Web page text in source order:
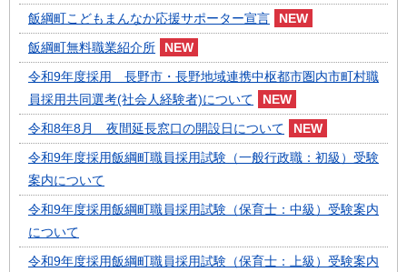
飯綱町こどもまんなか応援サポーター宣言
飯綱町無料職業紹介所
令和9年度採用 長野市・長野地域連携中枢都市圏内市町村職
員採用共同選考(社会人経験者)について
令和8年8月 夜間延長窓口の開設日について
令和9年度採用飯綱町職員採用試験（一般行政職：初級）受験
案内について
令和9年度採用飯綱町職員採用試験（保育士：中級）受験案内
について
令和9年度採用飯綱町職員採用試験（保育士：上級）受験案内